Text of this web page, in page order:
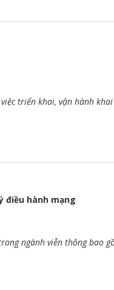
triển khai, vận hành
điều hành mạng
ngành viễn thông bao